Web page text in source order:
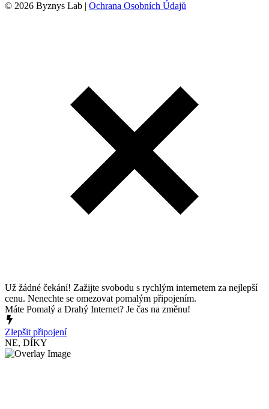
© 2026 Byznys Lab | Ochrana Osobních Údajů
Už žádné čekání! Zažijte svobodu s rychlým internetem za nejlepší
cenu. Nenechte se omezovat pomalým připojením.
Máte Pomalý a Drahý Internet? Je čas na změnu!
Zlepšit připojení
NE, DÍKY